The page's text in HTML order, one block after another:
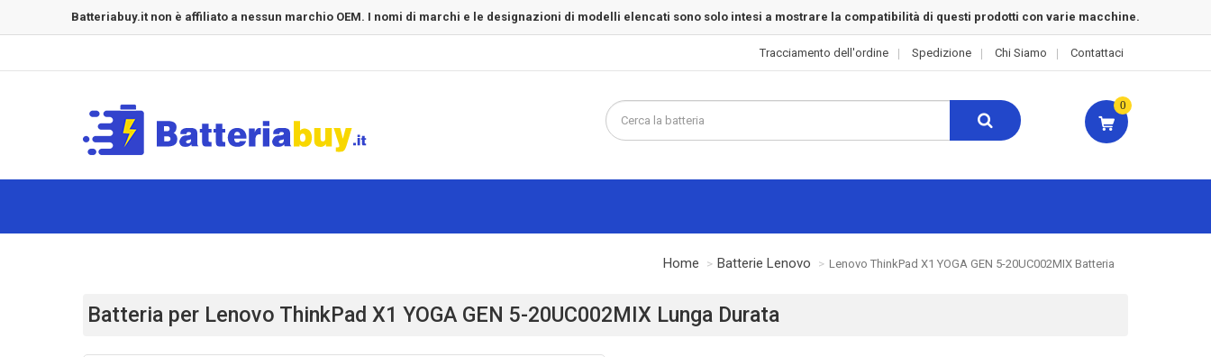
Batteriabuy.it non è affiliato a nessun marchio OEM. I nomi di marchi e le designazioni di modelli elencati sono solo intesi a mostrare la compatibilità di questi prodotti con varie macchine.
Tracciamento dell'ordine Spedizione Chi Siamo Contattaci
0
Home Batterie Lenovo Lenovo ThinkPad X1 YOGA GEN 5-20UC002MIX Batteria
Batteria per Lenovo ThinkPad X1 YOGA GEN 5-20UC002MIX Lunga Durata